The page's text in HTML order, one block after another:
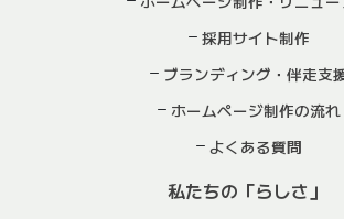
採用サイト制作
ブランディング・伴走支
ホームページ制作の流れ
よくある質問
私たちの「らしさ」